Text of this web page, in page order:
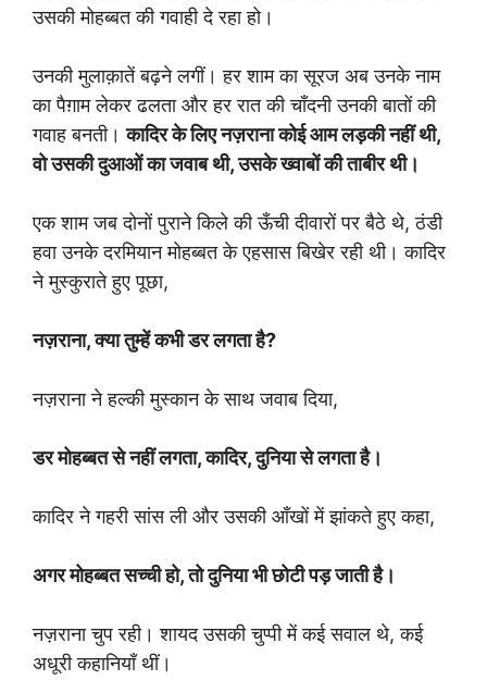
उसकी मोहब्बत की गवाही दे रहा हो।
उनकी मुलाक़ातें बढ़ने लगीं। हर शाम का सूरज अब उनके नाम
का पैग़ाम लेकर ढलता और हर रात की चाँदनी उनकी बातों की
गवाह बनती।कादिर के लिए नज़राना कोई आम लड़की नहीं थी,
वो उसकी दुआओं का जवाब थी, उसके ख्वाबों की ताबीर थी।
एक शाम जब दोनों पुराने किले की ऊँची दीवारों पर बैठे थे, ठंडी
हवा उनके दरमियान मोहब्बत के एहसास बिखेर रही थी। कादिर
ने मुस्कुराते हुए पूछा,
नज़राना, क्या तुम्हें कभी डर लगता है?
नज़राना ने हल्की मुस्कान के साथ जवाब दिया,
डर मोहब्बत से नहीं लगता, कादिर, दुनिया से लगता है।
कादिर ने गहरी सांस ली और उसकी आँखों में झांकते हुए कहा,
अगर मोहब्बत सच्ची हो, तो दुनिया भी छोटी पड़ जाती है।
नज़राना चुप रही। शायद उसकी चुप्पी में कई सवाल थे, कई
अधूरी कहानियाँ थीं।